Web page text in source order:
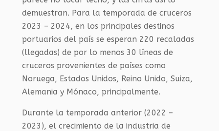
demuestran. Para la temporada de cruceros
2023 – 2024, en los principales destinos
portuarios del país se esperan 220 recaladas
(llegadas) de por lo menos 30 líneas de
cruceros provenientes de países como
Noruega, Estados Unidos, Reino Unido, Suiza,
Alemania y Mónaco, principalmente.
Durante la temporada anterior (2022 –
2023), el crecimiento de la industria de